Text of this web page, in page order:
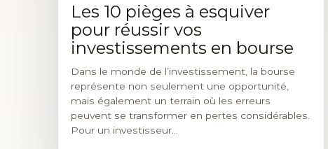
Les 10 pièges à esquiver
pour réussir vos
investissements en bourse
Dans le monde de l’investissement, la bourse
représente non seulement une opportunité,
mais également un terrain où les erreurs
peuvent se transformer en pertes considérables.
Pour un investisseur…